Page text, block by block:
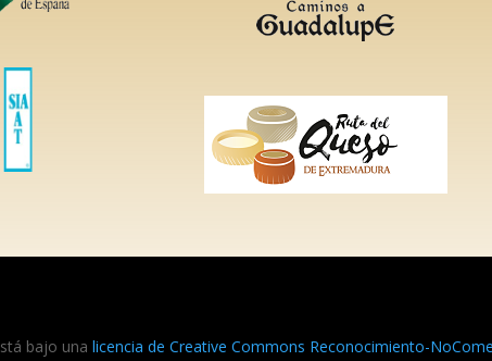
bajo una licencia de Creative Commons Reconocimiento-